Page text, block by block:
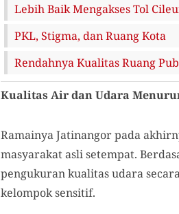
Lebih Baik Mengakses Tol
PKL, Stigma, dan Ruang Kota
Rendahnya Kualitas Ruang
Kualitas Air dan Udara
Ramainya Jatinangor pada
masyarakat asli setempat.
pengukuran kualitas udara
kelompok sensitif.